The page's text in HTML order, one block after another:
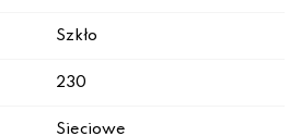
Szkło
230
Sieciowe